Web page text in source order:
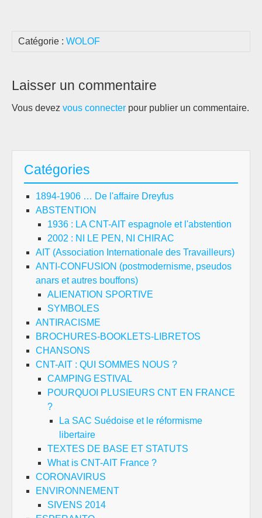
Catégorie : WOLOF
Laisser un commentaire
Vous devez vous connecter pour publier un commentaire.
Catégories
1894-1906 … De l'affaire Dreyfus
ABSTENTION
1936 : LA CNT-AIT espagnole et l'abstention
2002 : NI LE PEN, NI CHIRAC
AIT (Association Internationale des Travailleurs)
ANTI-CONFUSION (postmodernisme, pseudos
anars et autres bouffons)
ALIENATION SPORTIVE
SYMBOLES
ANTIRACISME
BROCHURES-BOOKLETS-LIBRETOS
CHANSONS
CNT-AIT : QUI SOMMES NOUS ?
CAMPING ESTIVAL
POURQUOI PLUSIEURS CNT EN FRANCE
?
La SAC Suédoise et le réformisme
libertaire
TEXTES DE BASE ET STATUTS
What is CNT-AIT France ?
CORONAVIRUS
ENVIRONNEMENT
SIVENS 2014